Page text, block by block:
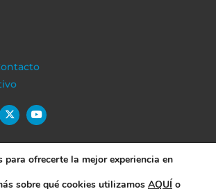
POLÍTICA DE PRIVACIDAD
DE PROTECCIÓN DE DATOS
para ofrecerte la mejor experiencia en
sobre qué cookies utilizamos AQUÍ o